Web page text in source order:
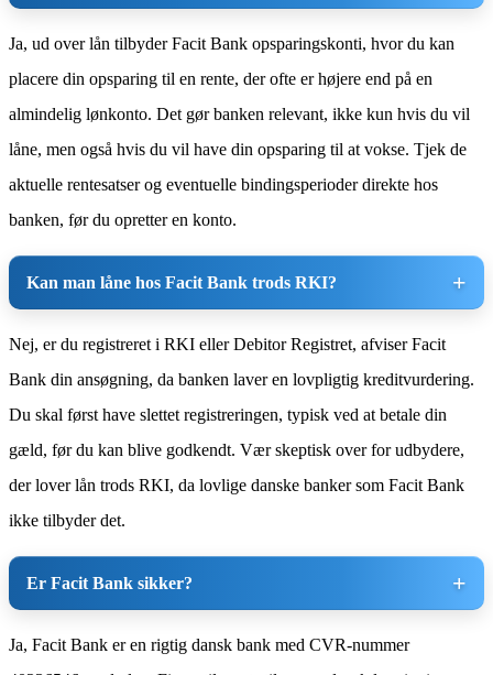
Ja, ud over lån tilbyder Facit Bank opsparingskonti, hvor du kan
placere din opsparing til en rente, der ofte er højere end på en
almindelig lønkonto. Det gør banken relevant, ikke kun hvis du vil
låne, men også hvis du vil have din opsparing til at vokse. Tjek de
aktuelle rentesatser og eventuelle bindingsperioder direkte hos
banken, før du opretter en konto.
Kan man låne hos Facit Bank trods RKI?
Nej, er du registreret i RKI eller Debitor Registret, afviser Facit
Bank din ansøgning, da banken laver en lovpligtig kreditvurdering.
Du skal først have slettet registreringen, typisk ved at betale din
gæld, før du kan blive godkendt. Vær skeptisk over for udbydere,
der lover lån trods RKI, da lovlige danske banker som Facit Bank
ikke tilbyder det.
Er Facit Bank sikker?
Ja, Facit Bank er en rigtig dansk bank med CVR-nummer